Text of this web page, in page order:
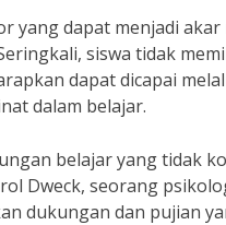
yang dapat menjadi
siswa tidak
dapat dicapai
dalam belajar.
belajar yang tidak
Dweck, seorang
dukungan dan pujian